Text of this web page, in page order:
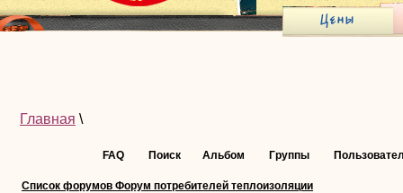
Главная \
FAQ Поиск Альбом Группы
Список форумов Форум потребителей теплоизоляции